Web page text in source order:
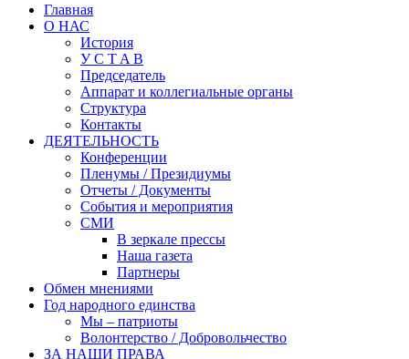
Главная
О НАС
История
У С T A B
Председатель
Аппарат и коллегиальные органы
Структура
Контакты
ДЕЯТЕЛЬНОСТЬ
Конференции
Пленумы / Президиумы
Отчеты / Документы
События и мероприятия
СМИ
В зеркале прессы
Наша газета
Партнеры
Обмен мнениями
Год народного единства
Мы – патриоты
Волонтерство / Добровольчество
ЗА НАШИ ПРАВА